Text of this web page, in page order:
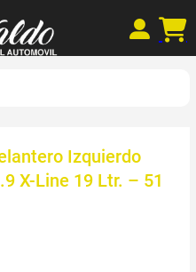
Izquierdo
X-Line 19 Ltr. – 51